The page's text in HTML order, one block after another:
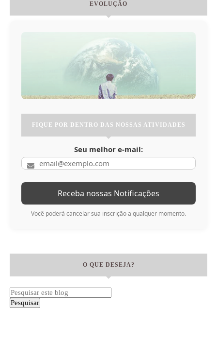
EVOLUÇÃO
FIQUE POR DENTRO DAS NOSSAS ATIVIDADES
Seu melhor e-mail:
Você poderá cancelar sua inscrição a qualquer momento.
O QUE DESEJA?